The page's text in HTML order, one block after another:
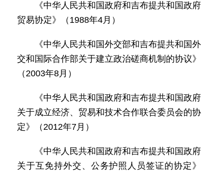
《中华人民共和国政府和吉布提共和国政府
贸易协定》（1988年4月）
《中华人民共和国外交部和吉布提共和国外
交和国际合作部关于建立政治磋商机制的协议》
（2003年8月）
《中华人民共和国政府和吉布提共和国政府
关于成立经济、贸易和技术合作联合委员会的协
定》（2012年7月）
《中华人民共和国政府和吉布提共和国政府
关于互免持外交、公务护照人员签证的协定》